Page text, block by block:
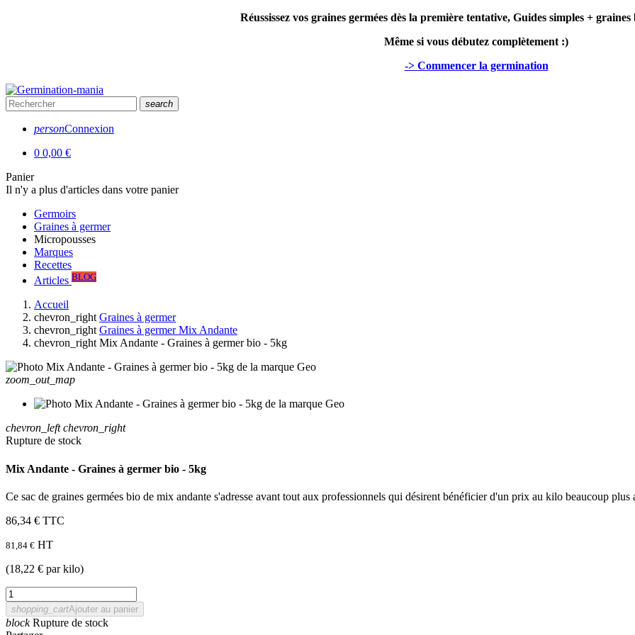
Réussissez vos graines germées dès la première tentative, Guides simples + graines
Même si vous débutez complètement :)
-> Commencer la germination
search
personConnexion
0 0,00 €
Panier
Il n'y a plus d'articles dans votre panier
Germoirs
Graines à germer
Micropousses
Marques
Recettes
Articles BLOG
Accueil
chevron_right Graines à germer
chevron_right Graines à germer Mix Andante
chevron_right Mix Andante - Graines à germer bio - 5kg
zoom_out_map
chevron_left chevron_right
Rupture de stock
Mix Andante - Graines à germer bio - 5kg
Ce sac de graines germées bio de mix andante s'adresse avant tout aux professionnels qui désirent bénéficier d'un prix au kilo beaucoup plus
86,34 € TTC
81,84 € HT
(18,22 € par kilo)
shopping_cartAjouter au panier
blockRupture de stock